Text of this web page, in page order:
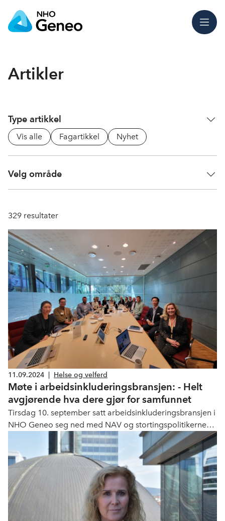
Meny
Artikler
Type artikkel
Vis alle Fagartikkel Nyhet
Velg område
329 resultater
11.09.2024 Helse og velferd
Møte i arbeidsinkluderingsbransjen: - Helt
avgjørende hva dere gjør for samfunnet
Tirsdag 10. september satt arbeidsinkluderingsbransjen i
NHO Geneo seg ned med NAV og stortingspolitikerne
Anna Molberg og Aleksander Stokkebø fra Høyre for å
diskutere hvordan vi kan jobbe for økt
arbeidsinkludering.